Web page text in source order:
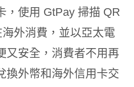
，使用 GtPay 掃描 QR
外消費，並以亞太電
又安全，消費者不用再
換外幣和海外信用卡交